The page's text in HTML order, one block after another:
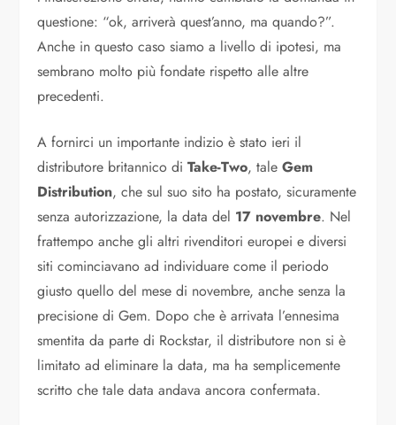
questione: “ok, arriverà quest’anno, ma quando?”.
Anche in questo caso siamo a livello di ipotesi, ma
sembrano molto più fondate rispetto alle altre
precedenti.
A fornirci un importante indizio è stato ieri il
distributore britannico diTake-Two, tale Gem
Distribution, che sul suo sito ha postato, sicuramente
senza autorizzazione, la data del 17 novembre. Nel
frattempo anche gli altri rivenditori europei e diversi
siti cominciavano ad individuare come il periodo
giusto quello del mese di novembre, anche senza la
precisione di Gem. Dopo che è arrivata l’ennesima
smentita da parte di Rockstar, il distributore non si è
limitato ad eliminare la data, ma ha semplicemente
scritto che tale data andava ancora confermata.